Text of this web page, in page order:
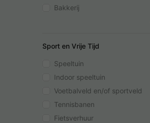
Bakkerij
Sport en Vrije Tijd
Speeltuin
Indoor speeltuin
Voetbalveld en/of sportveld
Tennisbanen
Fietsverhuur